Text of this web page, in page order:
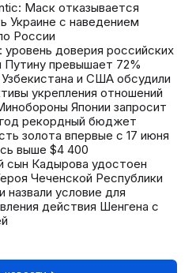
Маск отказывается
Украине с наведением
России
доверия российских
Путину превышает 72%
и США обсудили
укрепления отношений
Японии запросит
рекордный бюджет
золота впервые с 17 июня
выше $4 400
сын Кадырова удостоен
Чеченской Республики
назвали условие для
действия Шенгена с